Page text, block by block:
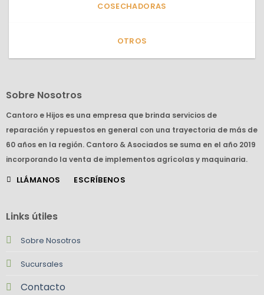
COSECHADORAS
OTROS
Sobre Nosotros
Cantoro e Hijos es una empresa que brinda servicios de
reparación y repuestos en general con una trayectoria de más de
60 años en la región. Cantoro & Asociados se suma en el año 2019
incorporando la venta de implementos agrícolas y maquinaria.
LLÁMANOS ESCRÍBENOS
Links útiles
Sobre Nosotros
Sucursales
Contacto